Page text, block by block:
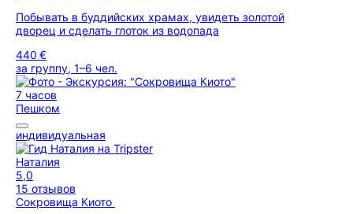
Побывать в буддийских храмах, увидеть золотой
дворец и сделать глоток из водопада
440 €
за группу, 1–6 чел.
7 часов
Пешком
индивидуальная
Наталия
5,0
15 отзывов
Сокровища Киото